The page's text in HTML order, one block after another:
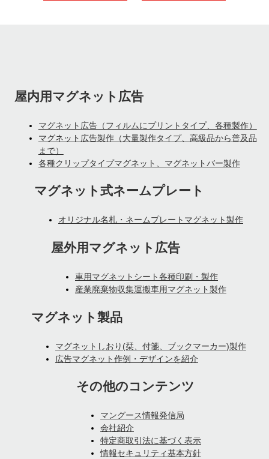
屋内用マグネット広告
マグネット広告（フィルムにプリントタイプ、各種製作）
マグネット広告製作（大量製作タイプ、高級品から普及品
まで）
各種クリップタイプマグネット、マグネットバー製作
マグネット式ネームプレート
オリジナル名札・ネームプレートマグネット製作
屋外用マグネット広告
車用マグネットシート各種印刷・製作
産業廃棄物収集運搬車用マグネット製作
マグネット製品
マグネットしおり(栞、付箋、ブックマーカー)製作
広告マグネット作例・デザインを紹介
その他のコンテンツ
マングース情報発信局
会社紹介
特定商取引法に基づく表示
情報セキュリティ基本方針